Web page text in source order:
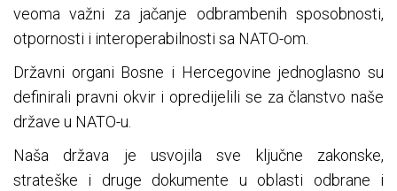
veoma važni za jačanje odbrambenih sposobnosti,
otpornosti i interoperabilnosti sa NATO-om.
Državni organi Bosne i Hercegovine jednoglasno su
definirali pravni okvir i opredijelili se za članstvo naše
države u NATO-u.
Naša država je usvojila sve ključne zakonske,
strateške i druge dokumente u oblasti odbrane i